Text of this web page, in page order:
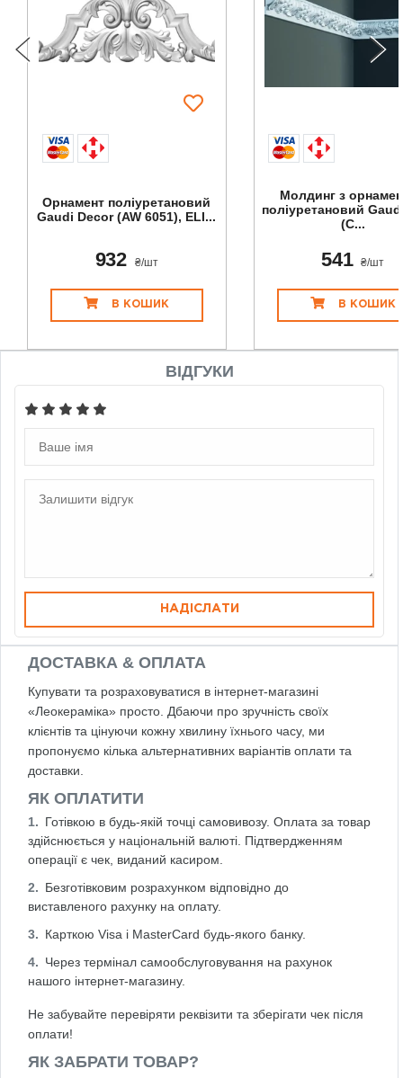
Орнамент поліуретановий
Gaudi Decor (AW 6051), ELI...
932 ₴/шт
В КОШИК
Молдинг з
поліуретановий
(C...
541 ₴/шт
В КОШИК
ВІДГУКИ
НАДІСЛАТИ
ДОСТАВКА & ОПЛАТА
Купувати та розраховуватися в інтернет-магазині
«Леокераміка» просто. Дбаючи про зручність своїх
клієнтів та цінуючи кожну хвилину їхнього часу, ми
пропонуємо кілька альтернативних варіантів оплати та
доставки.
ЯК ОПЛАТИТИ
Готівкою в будь-якій точці самовивозу. Оплата за товар
здійснюється у національній валюті. Підтвердженням
операції є чек, виданий касиром.
Безготівковим розрахунком відповідно до
виставленого рахунку на оплату.
Карткою Visa і MasterCard будь-якого банку.
Через термінал самообслуговування на рахунок
нашого інтернет-магазину.
Не забувайте перевіряти реквізити та зберігати чек після
оплати!
ЯК ЗАБРАТИ ТОВАР?